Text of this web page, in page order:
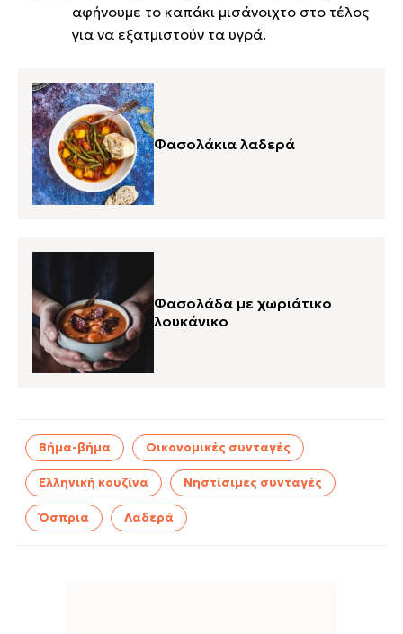
αφήνουμε το καπάκι μισάνοιχτο στο τέλος
για να εξατμιστούν τα υγρά.
Φασολάκια λαδερά
Φασολάδα με χωριάτικο
λουκάνικο
Βήμα-βήμα Οικονομικές συνταγές
Ελληνική κουζίνα Νηστίσιμες συνταγές
Όσπρια Λαδερά